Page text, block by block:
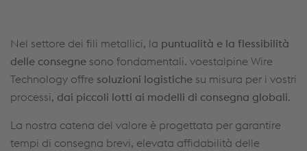
Nel settore dei fili metallici, la puntualità e la flessibilità
delle consegne sono fondamentali. voestalpine Wire
Technology offre soluzioni logistiche su misura per i vostri
processi, dai piccoli lotti ai modelli di consegna globali.
La nostra catena del valore è progettata per garantire
tempi di consegna brevi, elevata affidabilità delle